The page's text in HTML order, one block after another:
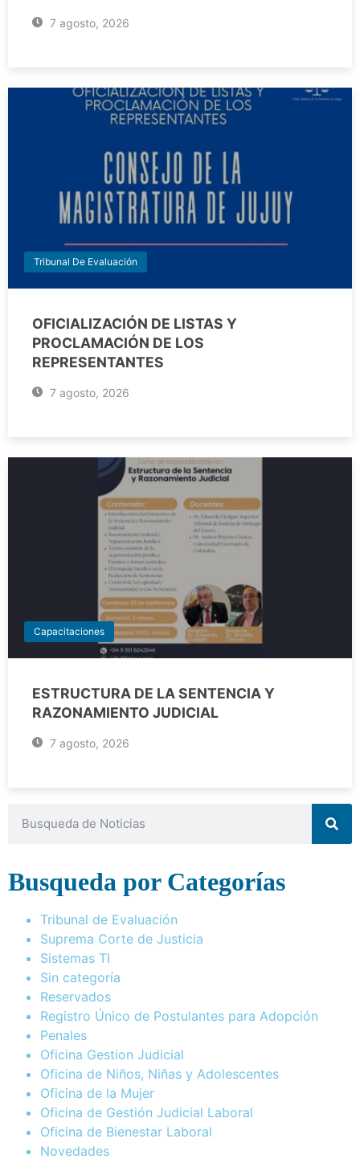
7 agosto, 2026
Tribunal De Evaluación
OFICIALIZACIÓN DE LISTAS Y
PROCLAMACIÓN DE LOS
REPRESENTANTES
7 agosto, 2026
Capacitaciones
ESTRUCTURA DE LA SENTENCIA Y
RAZONAMIENTO JUDICIAL
7 agosto, 2026
Busqueda por Categorías
Tribunal de Evaluación
Suprema Corte de Justicia
Sistemas TI
Sin categoría
Reservados
Registro Único de Postulantes para Adopción
Penales
Oficina Gestion Judicial
Oficina de Niños, Niñas y Adolescentes
Oficina de la Mujer
Oficina de Gestión Judicial Laboral
Oficina de Bienestar Laboral
Novedades